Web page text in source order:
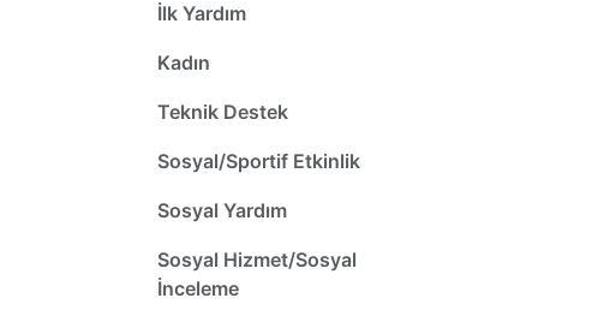
İlk Yardım
Kadın
Teknik Destek
Sosyal/Sportif Etkinlik
Sosyal Yardım
Sosyal Hizmet/Sosyal
İnceleme